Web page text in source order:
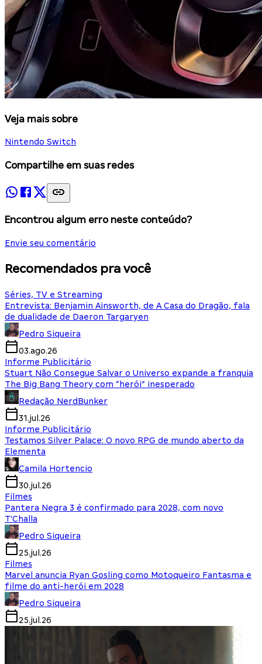
Veja mais sobre
Nintendo Switch
Compartilhe em suas redes
Encontrou algum erro neste conteúdo?
Envie seu comentário
Recomendados pra você
Séries, TV e Streaming
Entrevista: Benjamin Ainsworth, de A Casa do Dragão, fala
de dualidade de Daeron Targaryen
Pedro Siqueira
03.ago.26
Informe Publicitário
Stuart Não Consegue Salvar o Universo expande a franquia
The Big Bang Theory com “herói” inesperado
Redação NerdBunker
31.jul.26
Informe Publicitário
Testamos Silver Palace: O novo RPG de mundo aberto da
Elementa
Camila Hortencio
30.jul.26
Filmes
Pantera Negra 3 é confirmado para 2028, com novo
T'Challa
Pedro Siqueira
25.jul.26
Filmes
Marvel anuncia Ryan Gosling como Motoqueiro Fantasma e
filme do anti-herói em 2028
Pedro Siqueira
25.jul.26